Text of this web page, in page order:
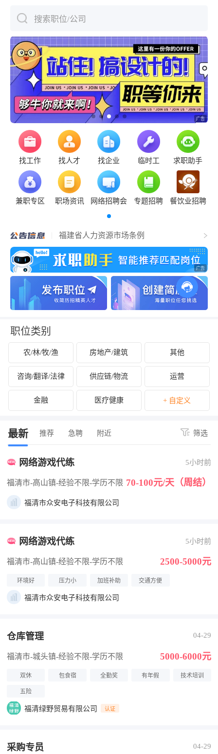
搜索职位/公司
找工作 找人才 找企业 临时工 求职助手
兼职专区 职场资讯 网络招聘会 专题招聘 餐饮业招聘
福清市事业单位公开招聘工作人员（含参
聘和控制数人员）的公告
福建省人力资源市场条例
关于拟认定2025年福清市第二批吸纳重点
群体就业认定的企业名单的公示
关于开展2024年度企业劳动保障守法诚信
等级评价工作的公告
关于公布2024年度福清市经营性人力资源
服务机构年度报告结果的通知
关于拟拨付2025年2月份福清市失业保险支
持参保职工提升职业技能补贴的公示
关于征集2025年“好年华 聚福州”大学生暑
期社会实践岗位的通知
关于2024年度福清市民办职业培训机构年
检年报情况的公示
关于拟拨付我市2025年3月职业培训 “见证
职位类别
农/林/牧/渔 房地产/建筑 其他
咨询/翻译/法律 供应链/物流 运营
金融 医疗健康 + 自定义
最新 推荐 急聘 附近 筛选
网络游戏代练 5小时前
福清市-高山镇-经验不限-学历不限 70-100元/天（周结）
福清市众安电子科技有限公司
网络游戏代练 5小时前
福清市-高山镇-经验不限-学历不限 2500-5000元
环境好 压力小 加班补助 交通方便
福清市众安电子科技有限公司
仓库管理 04-29
福清市-城头镇-经验不限-学历不限 5000-6000元
双休 包食宿 全勤奖 有年假 技术培训
五险
福清绿野贸易有限公司 认证
采购专员 04-29